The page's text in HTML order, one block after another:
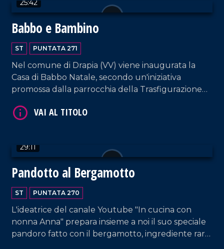
25:42
Babbo e Bambino
ST PUNTATA 271
Nel comune di Drapia (VV) viene inaugurata la
Casa di Babbo Natale, secondo un'iniziativa
promossa dalla parrocchia della Trasfigurazione
nasca sì dalle leggende estere ma soprattutto
29:11
Pandotto al Bergamotto
ST PUNTATA 270
L'ideatrice del canale Youtube "In cucina con
nonna Anna" prepara insieme a noi il suo speciale
pandoro fatto con il bergamotto, ingrediente raro
VAI AL TITOLO